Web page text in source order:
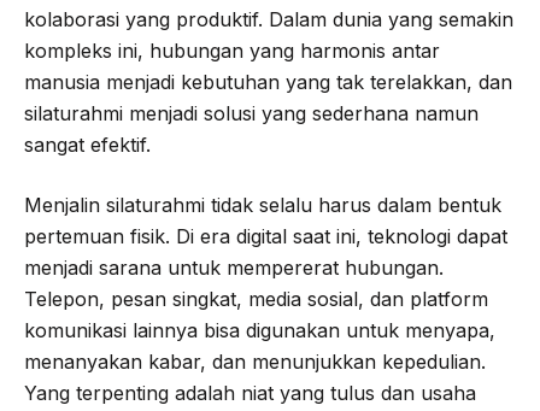
kolaborasi yang produktif. Dalam dunia yang semakin
kompleks ini, hubungan yang harmonis antar
manusia menjadi kebutuhan yang tak terelakkan, dan
silaturahmi menjadi solusi yang sederhana namun
sangat efektif.
Menjalin silaturahmi tidak selalu harus dalam bentuk
pertemuan fisik. Di era digital saat ini, teknologi dapat
menjadi sarana untuk mempererat hubungan.
Telepon, pesan singkat, media sosial, dan platform
komunikasi lainnya bisa digunakan untuk menyapa,
menanyakan kabar, dan menunjukkan kepedulian.
Yang terpenting adalah niat yang tulus dan usaha